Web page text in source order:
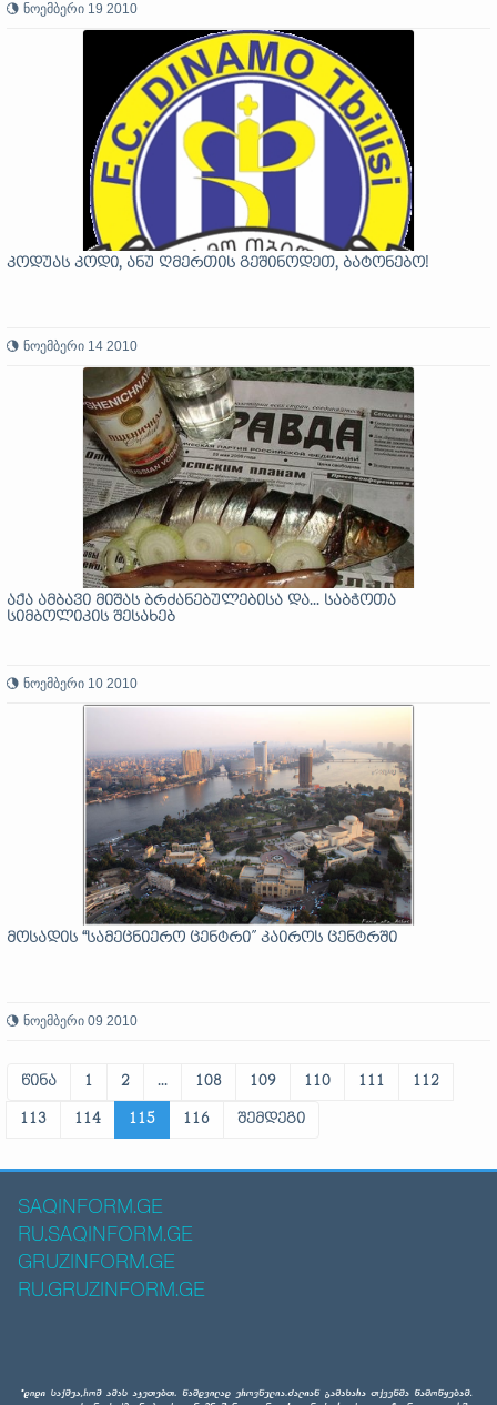
ნოემბერი 19 2010
კოდუას კოდი, ანუ ღმერთის გეშინოდეთ, ბატონებო!
ნოემბერი 14 2010
აქა ამბავი მიშას ბრძანებულებისა და... საბჭოთა
სიმბოლიკის შესახებ
ნოემბერი 10 2010
მოსადის “სამეცნიერო ცენტრი” კაიროს ცენტრში
ნოემბერი 09 2010
წინა 1 2 ... 108 109 110 111 112
113 114 115 116 შემდეგი
SAQINFORM.GE
RU.SAQINFORM.GE
GRUZINFORM.GE
RU.GRUZINFORM.GE